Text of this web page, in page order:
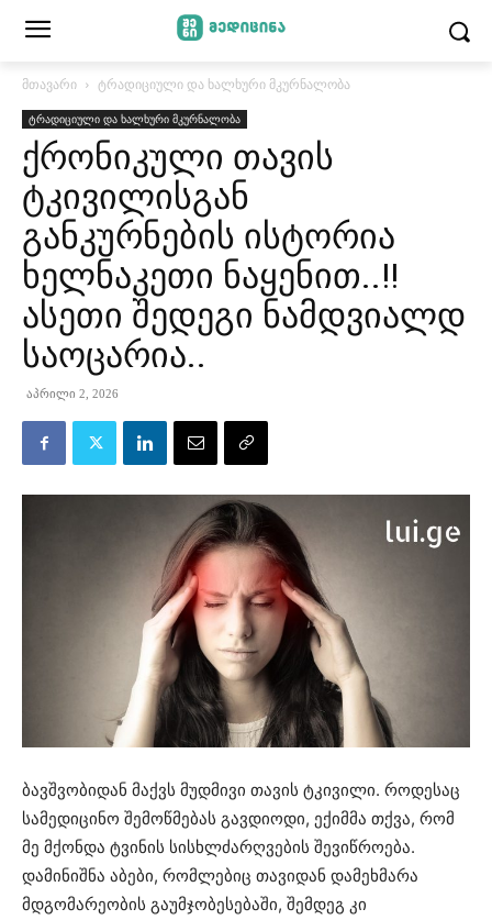
მთავარი ტრადიციული და ხალხური მკურნალობა
ტრადიციული და ხალხური მკურნალობა
ქრონიკული თავის
ტკივილისგან
განკურნების ისტორია
ხელნაკეთი ნაყენით..!!
ასეთი შედეგი ნამდვიალდ
საოცარია..
აპრილი 2, 2026
ბავშვობიდან მაქვს მუდმივი თავის ტკივილი. როდესაც
სამედიცინო შემოწმებას გავდიოდი, ექიმმა თქვა, რომ
მე მქონდა ტვინის სისხლძარღვების შევიწროება.
დამინიშნა აბები, რომლებიც თავიდან დამეხმარა
მდგომარეობის გაუმჯობესებაში, შემდეგ კი